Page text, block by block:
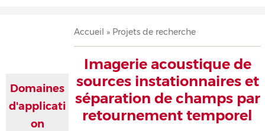
Fil
d'Ariane
Accueil Projets de recherche
Imagerie acoustique de
sources instationnaires et
séparation de champs par
retournement temporel
Domaines
d'applicati
on